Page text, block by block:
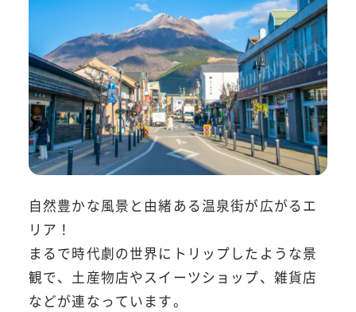
自然豊かな風景と由緒ある温泉街が広がるエ
リア！
まるで時代劇の世界にトリップしたような景
観で、土産物店やスイーツショップ、雑貨店
などが連なっています。